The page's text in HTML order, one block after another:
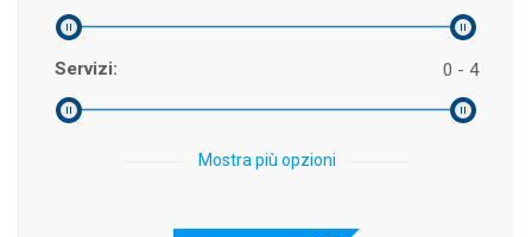
Servizi: 0 - 4
Mostra più opzioni